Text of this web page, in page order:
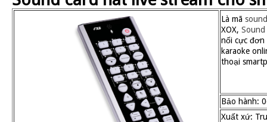
Là mã
XOX, Sound
nối cực đơn
karaoke
thoại
Bảo hành:
Xuất xứ: